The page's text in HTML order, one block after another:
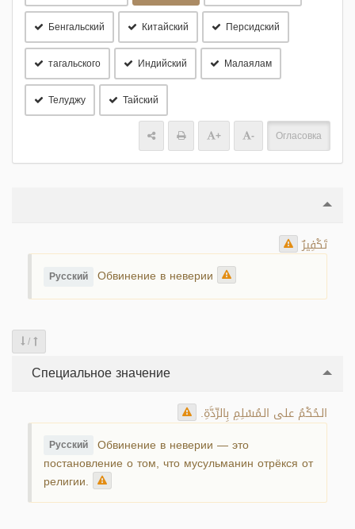
Бенгальский Китайский Персидский
тагальского Индийский Малаялам
Телуджу Тайский
+ - Огласовка
تَكْفِيرٌ
Русский Обвинение в неверии
/
Специальное значение
الـحُكْمُ على الـمُسْلِمِ بِالرِّدَّةِ.
Русский Обвинение в неверии — это
постановление о том, что мусульманин отрёкся от
религии.